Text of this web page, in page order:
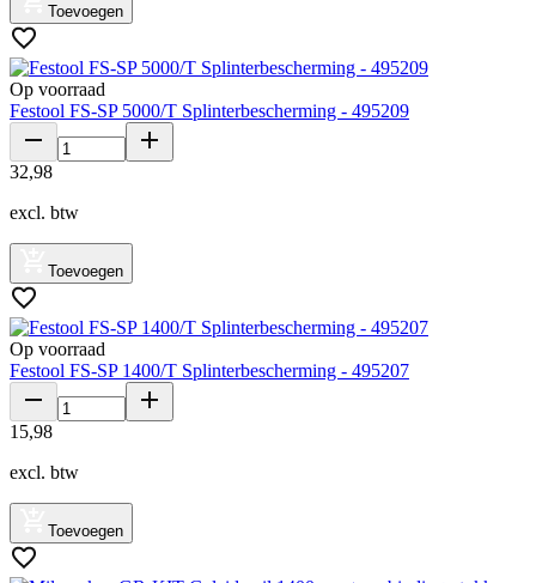
Toevoegen
Op voorraad
Festool FS-SP 5000/T Splinterbescherming - 495209
32,98
excl. btw
Toevoegen
Op voorraad
Festool FS-SP 1400/T Splinterbescherming - 495207
15,98
excl. btw
Toevoegen